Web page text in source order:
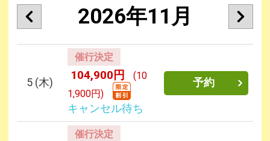
2026年11月
5 (木)
催行決定
104,900円
(10
1,900円)
キャンセル待ち
予約
催行決定